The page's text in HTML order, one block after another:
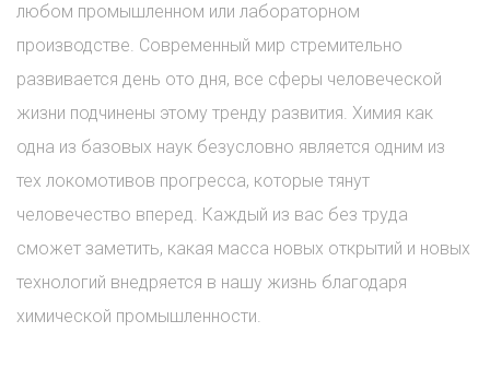
любом промышленном или лабораторном
производстве. Современный мир стремительно
развивается день ото дня, все сферы человеческой
жизни подчинены этому тренду развития. Химия как
одна из базовых наук безусловно является одним из
тех локомотивов прогресса, которые тянут
человечество вперед. Каждый из вас без труда
сможет заметить, какая масса новых открытий и новых
технологий внедряется в нашу жизнь благодаря
химической промышленности.